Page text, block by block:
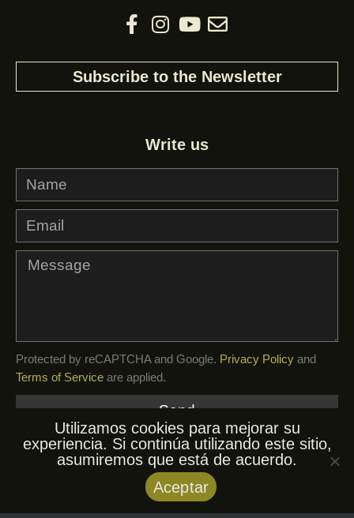
Subscribe to the Newsletter
Write us
Protected by reCAPTCHA and Google. Privacy Policy and
Terms of Service are applied.
Send
© AfroKuba, 2026. Todos los derechos
reservados.
Utilizamos cookies para mejorar su
experiencia. Si continúa utilizando este sitio,
asumiremos que está de acuerdo.
Aceptar